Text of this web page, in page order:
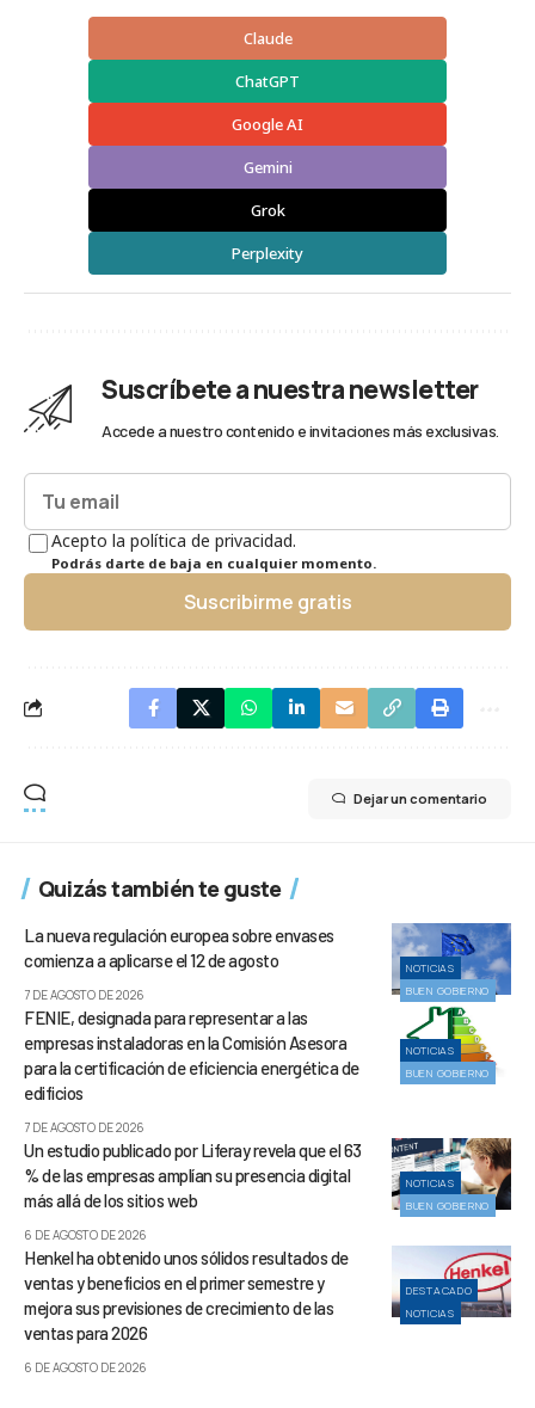
Claude
ChatGPT
Google AI
Gemini
Grok
Perplexity
Suscríbete a nuestra newsletter
Accede a nuestro contenido e invitaciones más exclusivas.
Acepto la política de privacidad.
Podrás darte de baja en cualquier momento.
Suscribirme gratis
Dejar un comentario
Quizás también te guste
NOTICIAS
BUEN GOBIERNO
La nueva regulación europea sobre envases
comienza a aplicarse el 12 de agosto
7 DE AGOSTO DE 2026
NOTICIAS
BUEN GOBIERNO
FENIE, designada para representar a las
empresas instaladoras en la Comisión Asesora
para la certificación de eficiencia energética de
edificios
7 DE AGOSTO DE 2026
NOTICIAS
BUEN GOBIERNO
Un estudio publicado por Liferay revela que el 63
% de las empresas amplían su presencia digital
más allá de los sitios web
6 DE AGOSTO DE 2026
DESTACADO
NOTICIAS
Henkel ha obtenido unos sólidos resultados de
ventas y beneficios en el primer semestre y
mejora sus previsiones de crecimiento de las
ventas para 2026
6 DE AGOSTO DE 2026